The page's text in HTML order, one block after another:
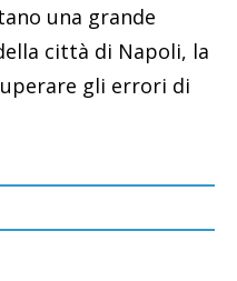
una grande
città di Napoli, la
gli errori di